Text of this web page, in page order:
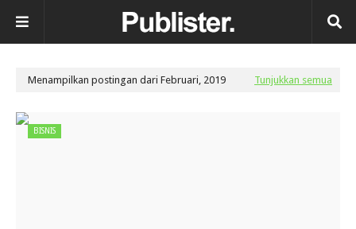
Menampilkan postingan dari Februari, 2019 Tunjukkan semua
BISNIS